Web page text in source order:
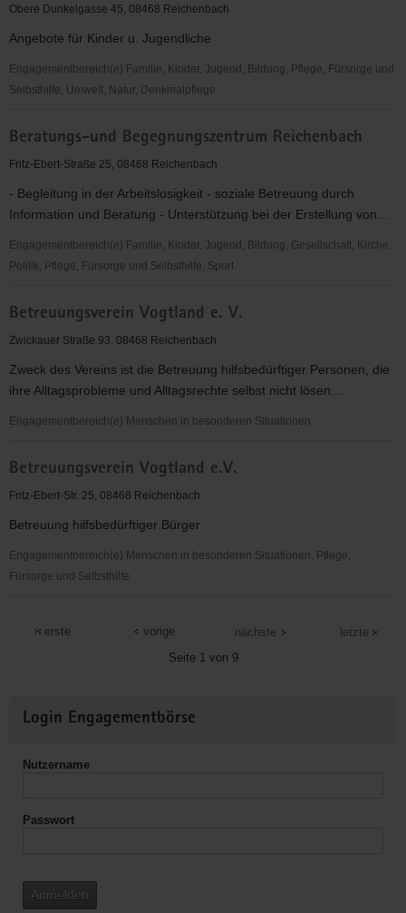
e.V.
Obere Dunkelgasse 45, 08468 Reichenbach
Angebote für Kinder u. Jugendliche
Engagementbereich(e) Familie, Kinder, Jugend, Bildung, Pflege, Fürsorge und
Selbsthilfe, Umwelt, Natur, Denkmalpflege
Vogtland
Bereich
e.V.
Beratungs-und Begegnungszentrum Reichenbach
Fritz-Ebert-Straße 25, 08468 Reichenbach
- Begleitung in der Arbeitslosigkeit - soziale Betreuung durch
Information und Beratung - Unterstützung bei der Erstellung von...
Engagementbereich(e) Familie, Kinder, Jugend, Bildung, Gesellschaft, Kirche,
Politik, Pflege, Fürsorge und Selbsthilfe, Sport
und
Begegnungszentrum
Betreuungsverein Vogtland e. V.
Zwickauer Straße 93, 08468 Reichenbach
Zweck des Vereins ist die Betreuung hilfsbedürftiger Personen, die
ihre Alltagsprobleme und Alltagsrechte selbst nicht lösen...
Engagementbereich(e) Menschen in besonderen Situationen
Vogtland
e.
Betreuungsverein Vogtland e.V.
Fritz-Ebert-Str. 25, 08468 Reichenbach
Betreuung hilfsbedürftiger Bürger
Engagementbereich(e) Menschen in besonderen Situationen, Pflege,
Fürsorge und Selbsthilfe
erste
vorige
Seite 1 von 9
nächste letzte
Informationen
Login Engagementbörse
Nutzername
Passwort
Anmelden